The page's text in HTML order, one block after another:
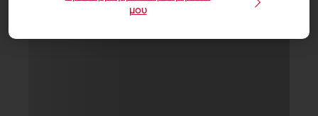
μου